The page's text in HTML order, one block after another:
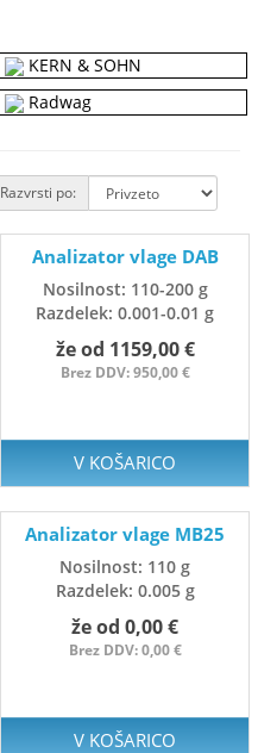
KERN & SOHN
Radwag
Razvrsti po:
Analizator vlage DAB
Nosilnost: 110-200 g
Razdelek: 0.001-0.01 g
že od 1159,00 €
Brez DDV: 950,00 €
V KOŠARICO
Analizator vlage MB25
Nosilnost: 110 g
Razdelek: 0.005 g
že od 0,00 €
Brez DDV: 0,00 €
V KOŠARICO